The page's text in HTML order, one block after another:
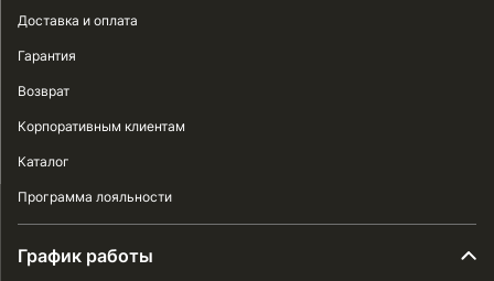
Доставка и оплата
Гарантия
Возврат
Корпоративным клиентам
Каталог
Программа лояльности
График работы